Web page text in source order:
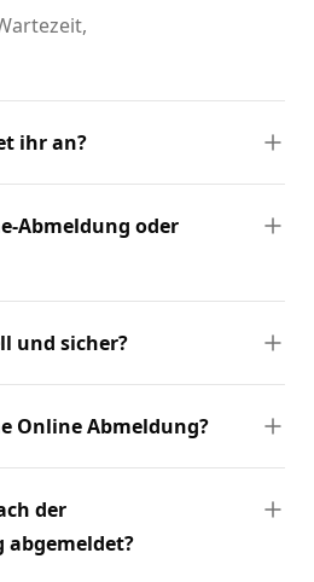
ihr an?
Abmeldung oder
und sicher?
Online Abmeldung?
der
abgemeldet?